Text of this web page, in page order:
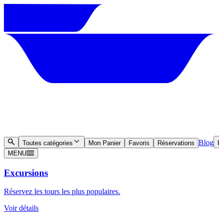
Toutes catégories Mon Panier Favoris Réservations Blog
MENU
Excursions
Réservez les tours les plus populaires.
Voir détails